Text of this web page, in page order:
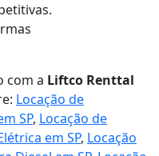
com a Liftco Renttal
Locação de
SP, Locação de
em SP, Locação